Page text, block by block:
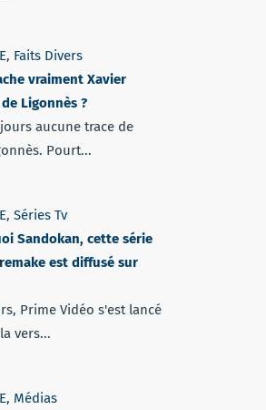
, Faits Divers
vraiment Xavier
Ligonnès ?
aucune trace de
Pourt...
, Séries Tv
Sandokan, cette série
est diffusé sur
Prime Vidéo s'est lancé
vers...
, Médias